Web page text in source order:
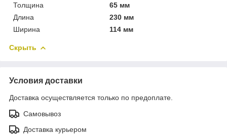
Толщина
65 мм
Длина
230 мм
Ширина
114 мм
Скрыть
Условия доставки
Доставка осуществляется только по предоплате.
Самовывоз
Доставка курьером